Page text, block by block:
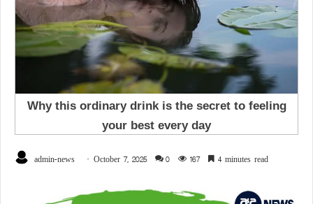
admin-news October 7, 2025 0 167 4 minutes read